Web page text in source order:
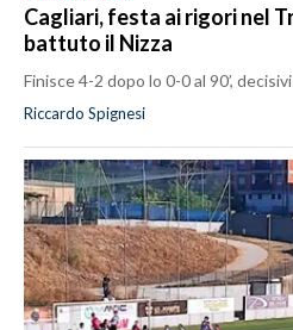
Cagliari, festa ai rigori nel
battuto il Nizza
Finisce 4-2 dopo lo 0-0 al 90’,
Riccardo Spignesi